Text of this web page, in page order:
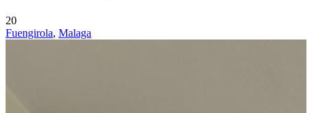
20
Fuengirola, Malaga